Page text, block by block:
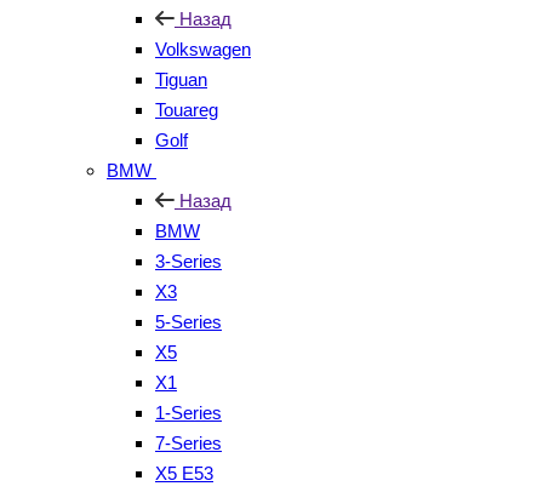
Назад
Volkswagen
Tiguan
Touareg
Golf
BMW
Назад
BMW
3-Series
X3
5-Series
X5
X1
1-Series
7-Series
X5 E53